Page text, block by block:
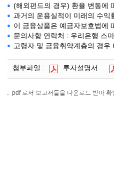
(해외펀드의 경우) 환율 변동에
과거의 운용실적이 미래의 수익
이 금융상품은 예금자보호법에
문의사항 연락처 : 우리은행 스
고령자 및 금융취약계층의 경
첨부파일 : 투자설명서
pdf 로서 보고서들을 다운로드 받아 확